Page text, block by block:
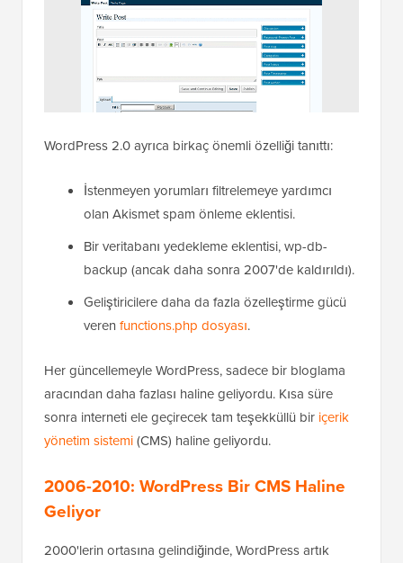
WordPress 2.0 ayrıca birkaç önemli özelliği tanıttı:
İstenmeyen yorumları filtrelemeye yardımcı
olan Akismet spam önleme eklentisi.
Bir veritabanı yedekleme eklentisi, wp-db-
backup (ancak daha sonra 2007'de kaldırıldı).
Geliştiricilere daha da fazla özelleştirme gücü
veren functions.php dosyası.
Her güncellemeyle WordPress, sadece bir bloglama
aracından daha fazlası haline geliyordu. Kısa süre
sonra interneti ele geçirecek tam teşekküllü bir içerik
yönetim sistemi(CMS) haline geliyordu.
2006-2010: WordPress Bir CMS Haline
Geliyor
2000'lerin ortasına gelindiğinde, WordPress artık